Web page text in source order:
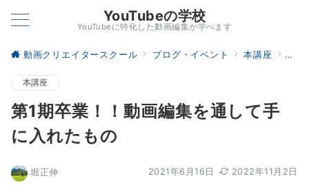
YouTubeの学校
YouTubeに特化した動画編集が学べます
動画クリエイタースクール ブログ・イベント 本講座 第1
本講座
第1期卒業！！動画編集を通して手
に入れたもの
2021年6月16日 2022年11月2日
堀正伸